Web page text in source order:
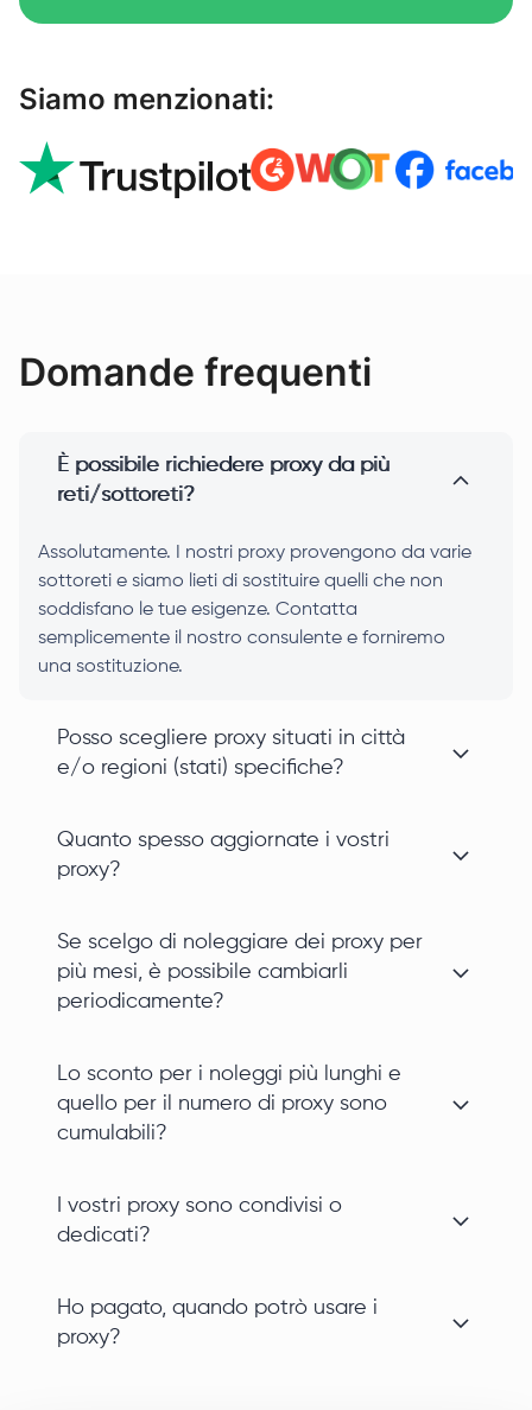
Siamo menzionati:
Domande frequenti
È possibile richiedere proxy da più
reti/sottoreti?
Assolutamente. I nostri proxy provengono da varie
sottoreti e siamo lieti di sostituire quelli che non
soddisfano le tue esigenze. Contatta
semplicemente il nostro consulente e forniremo
una sostituzione.
Posso scegliere proxy situati in città
e/o regioni (stati) specifiche?
Quanto spesso aggiornate i vostri
proxy?
Se scelgo di noleggiare dei proxy per
più mesi, è possibile cambiarli
periodicamente?
Lo sconto per i noleggi più lunghi e
quello per il numero di proxy sono
cumulabili?
I vostri proxy sono condivisi o
dedicati?
Ho pagato, quando potrò usare i
proxy?